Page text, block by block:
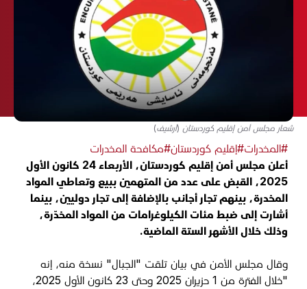
شعار مجلس أمن إقليم كوردستان (أرشيف)
#المخدرات#إقليم كوردستان#مكافحة المخدرات
أعلن مجلس أمن إقليم كوردستان، الأربعاء 24 كانون الأول
2025، القبض على عدد من المتهمين ببيع وتعاطي المواد
المخدرة، بينهم تجار أجانب بالإضافة إلى تجار دوليين، بينما
أشارت إلى ضبط مئات الكيلوغرامات من المواد المخدّرة،
وذلك خلال الأشهر الستة الماضية.
وقال مجلس الأمن في بيان تلقت "الجبال" نسخة منه، إنه
"خلال الفترة من 1 حزيران 2025 وحتى 23 كانون الأول 2025،